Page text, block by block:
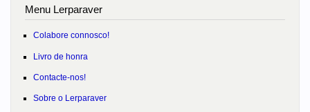
Menu Lerparaver
Colabore connosco!
Livro de honra
Contacte-nos!
Sobre o Lerparaver